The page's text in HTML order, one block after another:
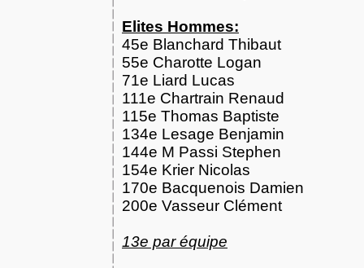
Elites Hommes:
45e Blanchard Thibaut
55e Charotte Logan
71e Liard Lucas
111e Chartrain Renaud
115e Thomas Baptiste
134e Lesage Benjamin
144e M Passi Stephen
154e Krier Nicolas
170e Bacquenois Damien
200e Vasseur Clément
13e par équipe